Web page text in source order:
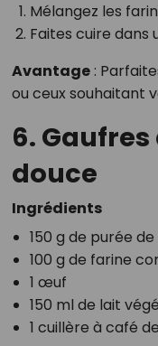
Mélangez les
Faites cuire dans
Avantage:
ou ceux souhaitant
6.
douce
Ingrédients
150 g de purée
100 g de farine
1 œuf
150 ml de lait
1 cuillère à café